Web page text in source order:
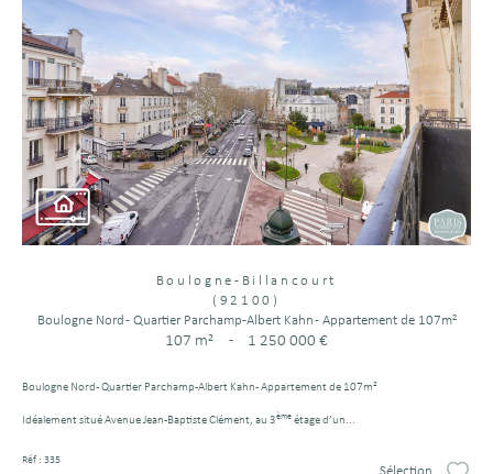
Boulogne-Billancourt
(92100)
Boulogne Nord - Quartier Parchamp-Albert Kahn - Appartement de 107m²
107 m² - 1 250 000 €
Boulogne Nord - Quartier Parchamp-Albert Kahn - Appartement de 107m²
Idéalement situé Avenue Jean-Baptiste Clément, au 3ème étage d’un...
Réf : 335
Sélection